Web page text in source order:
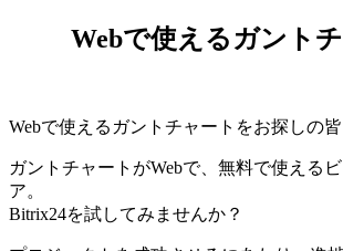
Webで使えるガント
Webで使えるガントチャートをお探しの皆
ガントチャートがWebで、無料で使える
ア。
Bitrix24を試してみませんか？